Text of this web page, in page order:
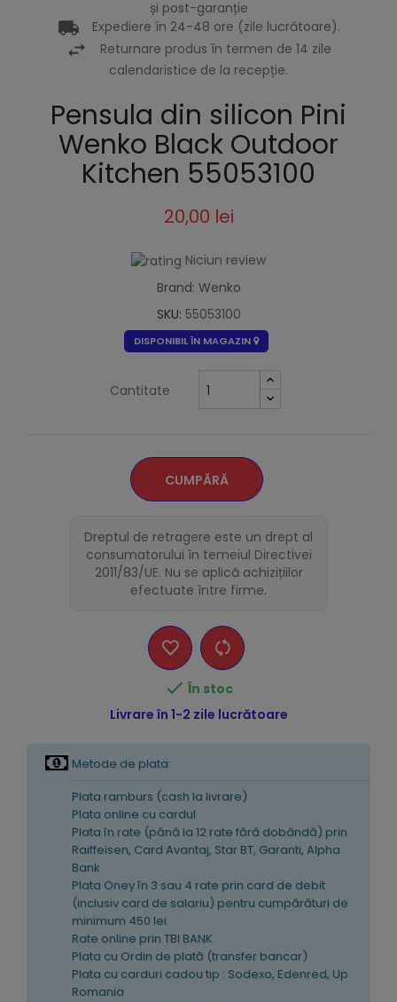
și post-garanție
Expediere în 24-48 ore (zile lucrătoare).
Returnare produs în termen de 14 zile
calendaristice de la recepție.
Pensula din silicon Pini
Wenko Black Outdoor
Kitchen 55053100
20,00 lei
Niciun review
Brand: Wenko
SKU: 55053100
DISPONIBIL ÎN MAGAZIN
Cantitate
CUMPĂRĂ
Dreptul de retragere este un drept al
consumatorului în temeiul Directivei
2011/83/UE. Nu se aplică achizițiilor
efectuate între firme.
 În stoc
Livrare în 1-2 zile lucrătoare
Metode de plata:
Plata ramburs (cash la livrare)
Plata online cu cardul
Plata în rate (pănă la 12 rate fără dobândă) prin
Raiffeisen, Card Avantaj, Star BT, Garanti, Alpha
Bank
Plata Oney în 3 sau 4 rate prin card de debit
(inclusiv card de salariu) pentru cumpărături de
minimum 450 lei.
Rate online prin TBI BANK
Plata cu Ordin de plată (transfer bancar)
Plata cu carduri cadou tip : Sodexo, Edenred, Up
Romania